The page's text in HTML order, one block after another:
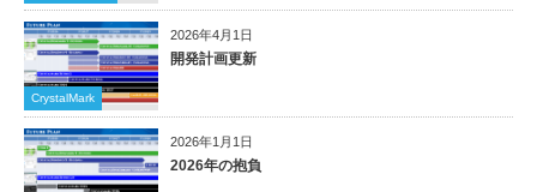
2026年4月1日
CrystalMark
開発計画更新
2026年1月1日
2026年の抱負